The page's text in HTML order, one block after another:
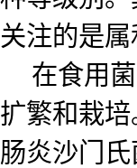
关注的是属
在食用菌
扩繁和栽
肠炎沙门